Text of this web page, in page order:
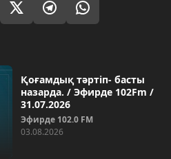
Қоғамдық тәртіп- басты
назарда. / Эфирде 102Fm /
31.07.2026
Эфирде 102.0 FM
03.08.2026